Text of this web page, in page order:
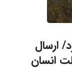
ارسال
انسان